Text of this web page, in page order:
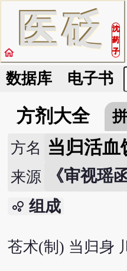
医砭
沈
药
子
home
数据库 电子书
方剂大全
方名 当归活血
来源 《审视瑶
bubble_chart 组成
苍术(制) 当归身